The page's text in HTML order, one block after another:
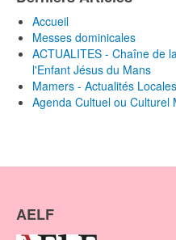
Accueil
Messes dominicales
ACTUALITES - Chaîne de
l'Enfant Jésus du Mans
Mamers - Actualités Locales
Agenda Cultuel ou Culturel
AELF